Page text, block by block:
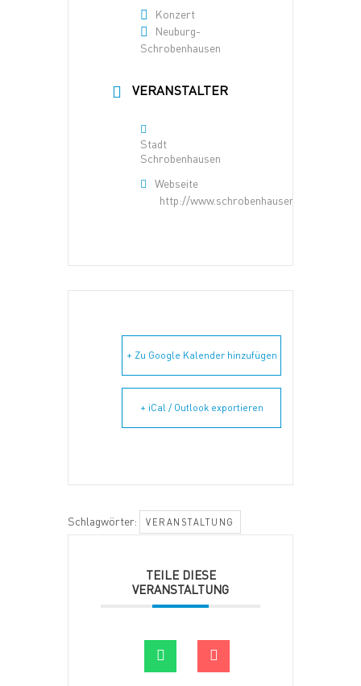
Konzert
Neuburg-
Schrobenhausen
VERANSTALTER
Stadt
Schrobenhausen
Webseite
http://www.schrobenhausen.de
+ Zu Google Kalender hinzufügen
+ iCal / Outlook exportieren
Schlagwörter: VERANSTALTUNG
TEILE DIESE
VERANSTALTUNG